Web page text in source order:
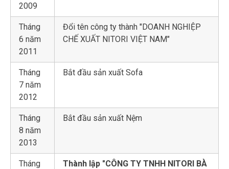
2009
Tháng
6 năm
2011
Đổi tên công ty thành "DOANH NGHIỆP
CHẾ XUẤT NITORI VIỆT NAM"
Tháng
7 năm
2012
Bắt đầu sản xuất Sofa
Tháng
8 năm
2013
Bắt đầu sản xuất Nệm
Tháng
Thành lập "CÔNG TY TNHH NITORI BÀ